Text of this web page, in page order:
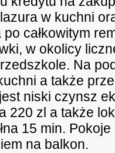
w kuchni
po całkowitym
w okolicy
Na
a także
niski czynsz
220 zl a także
15 min.
na balkon.